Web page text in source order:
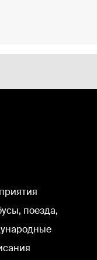
поезда,